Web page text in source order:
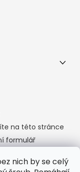
nich by se celý
na této stránce
formulář